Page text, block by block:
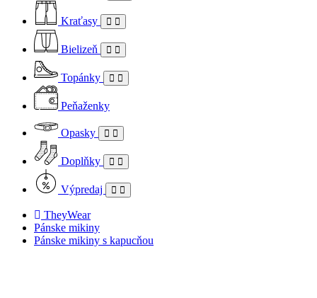
Kraťasy
Bielizeň
Topánky
Peňaženky
Opasky
Doplňky
Výpredaj
TheyWear
Pánske mikiny
Pánske mikiny s kapucňou